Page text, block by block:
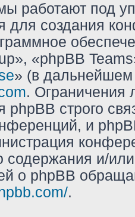
работают под
для создания
«phpBB
» (в дальнейшем
. Ограничения
phpBB строго
и
содержания и/
о phpBB
.